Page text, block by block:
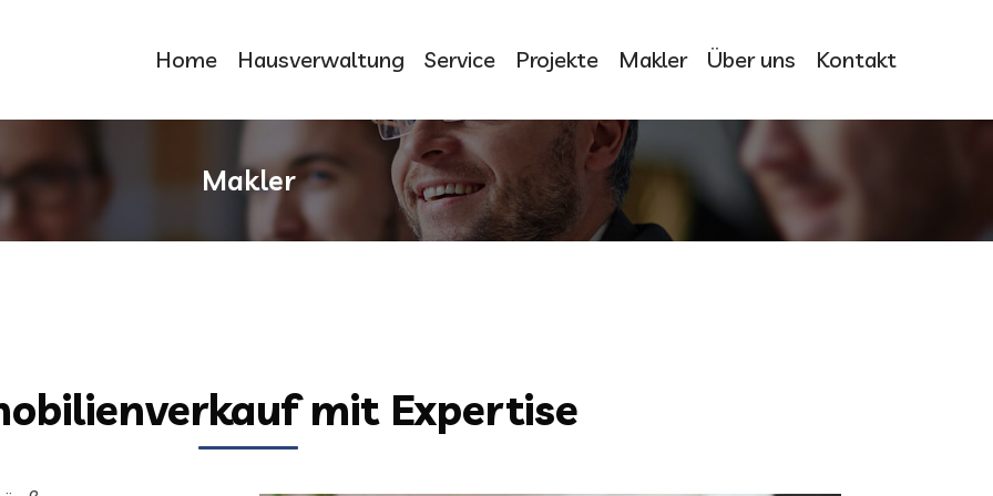
Home Hausverwaltung Service Projekte Makler Über uns Kontakt
Makler
mit Expertise